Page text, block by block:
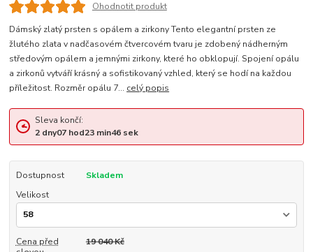
Ohodnotit produkt
Dámský zlatý prsten s opálem a zirkony Tento elegantní prsten ze
žlutého zlata v nadčasovém čtvercovém tvaru je zdobený nádherným
středovým opálem a jemnými zirkony, které ho obklopují. Spojení opálu
a zirkonů vytváří krásný a sofistikovaný vzhled, který se hodí na každou
příležitost. Rozměr opálu 7... celý popis
Sleva končí:
2 dny07hod23min45sek
Dostupnost
Skladem
Velikost
Cena před
19 040 Kč